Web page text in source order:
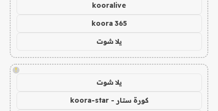
kooralive
koora 365
يلا شوت
!
يلا شوت
كورة ستار - koora-star